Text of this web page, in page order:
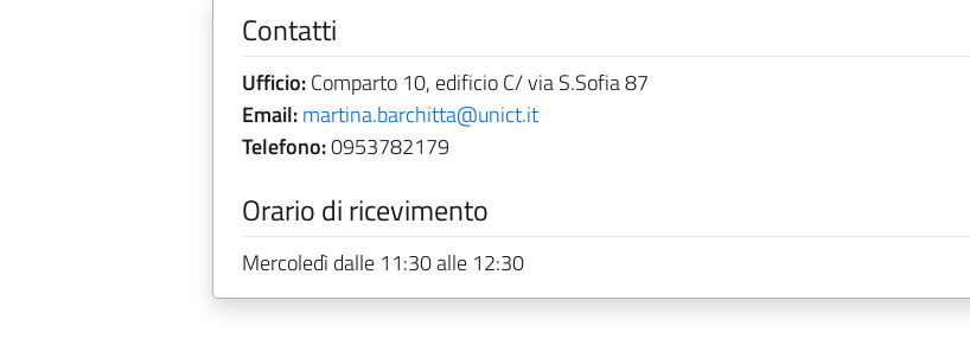
Contatti
Ufficio:Comparto 10, edificio C/ via S.Sofia 87
Email:martina.barchitta@unict.it
Telefono:0953782179
Orario di ricevimento
Mercoledì dalle 11:30 alle 12:30